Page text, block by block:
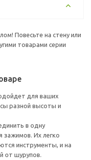
Повесьте на стену или
товарами серии
для ваших
разной высоты и
в одну
Их легко
инструменты, и на
от шурупов.